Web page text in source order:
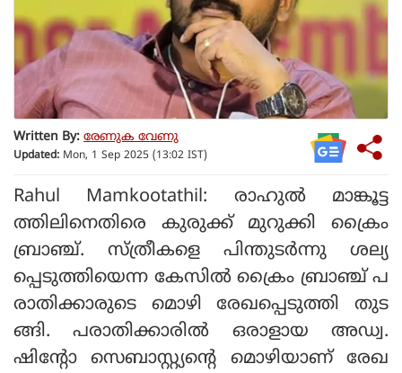
Written By: രേണുക വേണു
Updated: Mon, 1 Sep 2025 (13:02 IST)
Rahul Mamkootathil: രാഹുല്‍ മാങ്കൂട്ട
ത്തിലിനെതിരെ കുരുക്ക് മുറുക്കി ക്രൈം
ബ്രാഞ്ച്. സ്ത്രീകളെ പിന്തുടര്‍ന്നു ശല്യ
പ്പെടുത്തിയെന്ന കേസില്‍ ക്രൈം ബ്രാഞ്ച് പ
രാതിക്കാരുടെ മൊഴി രേഖപ്പെടുത്തി തുട
ങ്ങി. പരാതിക്കാരില്‍ ഒരാളായ അഡ്വ.
ഷിന്റോ സെബാസ്റ്റ്യന്റെ മൊഴിയാണ് രേഖ